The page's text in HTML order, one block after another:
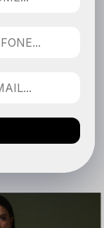
design moderno e
com estilo nos dias